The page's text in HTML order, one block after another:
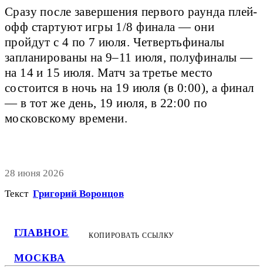
ГЛАВНОЕ
МОСКВА
Сразу после завершения первого раунда плей-
офф стартуют игры 1/8 финала — они
пройдут с 4 по 7 июля. Четвертьфиналы
запланированы на 9–11 июля, полуфиналы —
на 14 и 15 июля. Матч за третье место
состоится в ночь на 19 июля (в 0:00), а финал
— в тот же день, 19 июля, в 22:00 по
московскому времени.
28 июня 2026
Текст Григорий Воронцов
КОПИРОВАТЬ ССЫЛКУ